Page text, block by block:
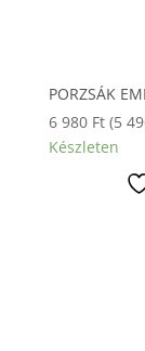
PORZSÁK
6 980 Ft (5
Készleten